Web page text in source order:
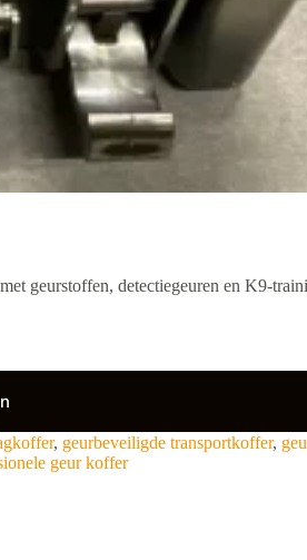
geurstoffen, detectiegeuren en K9-
, geurbeveiligde transportkoffer,
geur koffer